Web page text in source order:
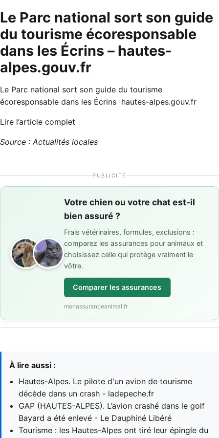
Le Parc national sort son guide
du tourisme écoresponsable
dans les Écrins – hautes-
alpes.gouv.fr
Le Parc national sort son guide du tourisme
écoresponsable dans les Écrins hautes-alpes.gouv.fr
Lire l’article complet
Source : Actualités locales
PUBLICITÉ
Votre chien ou votre chat est-il
bien assuré ?
Frais vétérinaires, formules, exclusions :
comparez les assurances pour animaux et
choisissez celle qui protège vraiment le
vôtre.
Comparer les assurances
monassuranceanimal.fr
À lire aussi :
Hautes-Alpes. Le pilote d'un avion de tourisme
décède dans un crash - ladepeche.fr
GAP (HAUTES-ALPES). L’avion crashé dans le golf
Bayard a été enlevé - Le Dauphiné Libéré
Tourisme : les Hautes-Alpes ont tiré leur épingle du